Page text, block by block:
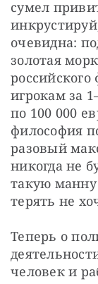
сумел
очевидна:
золотая
игрокам за
по 100 000
философия
разовый
никогда не
такую
терять не
Теперь о
человек и